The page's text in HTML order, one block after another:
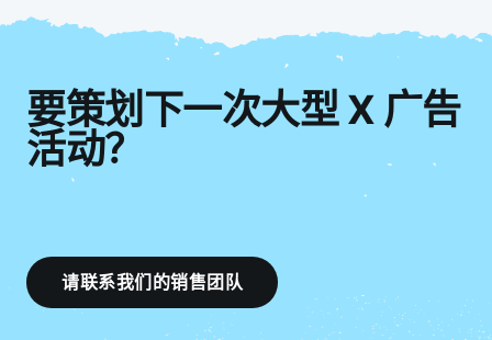
要策划下一次大型 X 广告
活动？
请联系我们的销售团队